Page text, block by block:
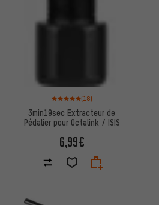
Note moyenne : 5 sur 5 d'après 18 avis
(18)
3min19sec Extracteur de
Pédalier pour Octalink / ISIS
6,99€